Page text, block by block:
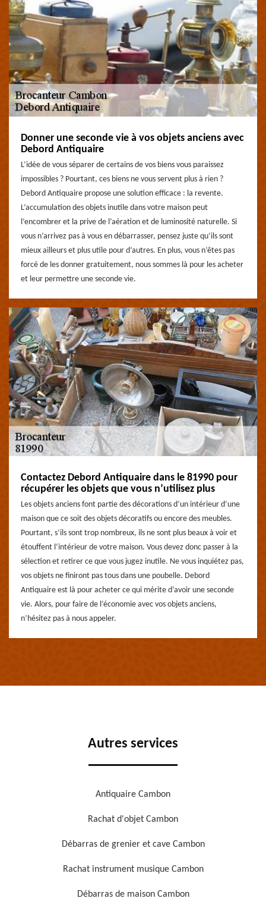
Donner une seconde vie à vos objets anciens avec
Debord Antiquaire
L’idée de vous séparer de certains de vos biens vous paraissez
impossibles ? Pourtant, ces biens ne vous servent plus à rien ?
Debord Antiquaire propose une solution efficace : la revente.
L’accumulation des objets inutile dans votre maison peut
l’encombrer et la prive de l’aération et de luminosité naturelle. Si
vous n’arrivez pas à vous en débarrasser, pensez juste qu’ils sont
mieux ailleurs et plus utile pour d’autres. En plus, vous n’êtes pas
forcé de les donner gratuitement, nous sommes là pour les acheter
et leur permettre une seconde vie.
Contactez Debord Antiquaire dans le 81990 pour
récupérer les objets que vous n’utilisez plus
Les objets anciens font partie des décorations d’un intérieur d’une
maison que ce soit des objets décoratifs ou encore des meubles.
Pourtant, s’ils sont trop nombreux, ils ne sont plus beaux à voir et
étouffent l’intérieur de votre maison. Vous devez donc passer à la
sélection et retirer ce que vous jugez inutile. Ne vous inquiétez pas,
vos objets ne finiront pas tous dans une poubelle. Debord
Antiquaire est là pour acheter ce qui mérite d’avoir une seconde
vie. Alors, pour faire de l’économie avec vos objets anciens,
n’hésitez pas à nous appeler.
Autres services
Antiquaire Cambon
Rachat d'objet Cambon
Débarras de grenier et cave Cambon
Rachat instrument musique Cambon
Débarras de maison Cambon